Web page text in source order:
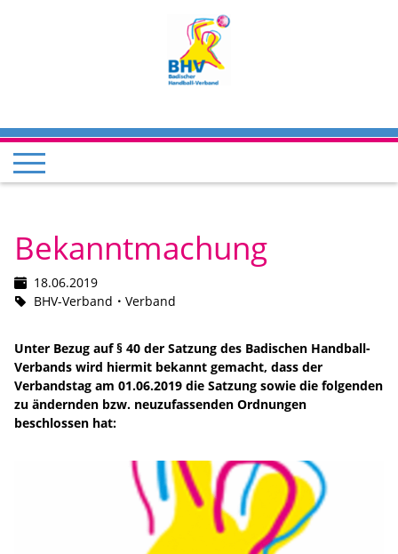
Bekanntmachung
18.06.2019
BHV-Verband
Verband
Unter Bezug auf § 40 der Satzung des Badischen Handball-
Verbands wird hiermit bekannt gemacht, dass der
Verbandstag am 01.06.2019 die Satzung sowie die folgenden
zu ändernden bzw. neuzufassenden Ordnungen
beschlossen hat: